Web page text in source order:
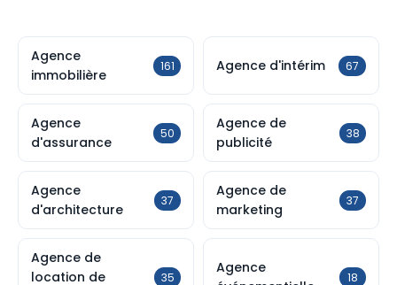
Agence
immobilière
161 Agence d'intérim 67
Agence
d'assurance
50
Agence de
publicité
38
Agence
d'architecture
37
Agence de
marketing
37
Agence de
location de
35
Agence
18